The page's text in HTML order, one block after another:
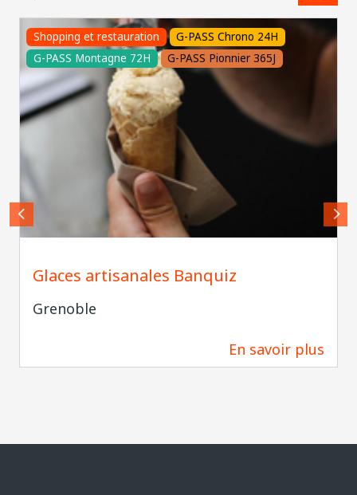
Shopping et restauration
G-PASS Chrono 24H
G-PASS Montagne 72H
G-PASS Pionnier 365J
Glaces artisanales Banquiz
Grenoble
En savoir plus